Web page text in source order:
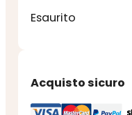
Esaurito
Acquisto sicuro